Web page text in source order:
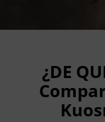
¿DE